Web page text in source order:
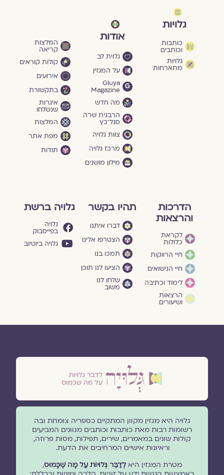
גלויות
כותבות
וכותבים
גלויות
מתארחות
אודות
גלוית לב
על המגזין
Gluya
Magazine
מה חדש
הרבנית שרה
סגל־כץ
צוות גלויה
מרכז גלויה
מילון מושגים
המלצות
קריאה
קולות קוראים
אירועים
בתקשורת
איגרות
שנשלחו
המלצות
מפת אתר
תודות
הדרכות
והרצאות
לקראת
כלולות
חיי הרווקות
חיי הנישואים
לימוד וכתיבה
הרצאות
ושיעורים
תהיו בקשר
דברו איתנו
הצטרפו אלינו
תמכו בנו
הציעו לנו תוכן
שלחו לנו
משוב
גלויה ברשת
גלויה
בפייסבוק
גלויה ביוטיוב
גלויה היא מגזין מקוון המתקיים כספריה צומחת ובה
רשומות רבות מאת כותבות וכותבים מגוונים המביעים
קולות שונים במאמרים, שירים, תפילות, מסות פרוזה,
וראיונות אישיים המרחיבים את הדעת.
מטרת המגזין היאלְדַבֵּר גְּלוּיוֹת עַל מָה שֶׁכָּמוּס,